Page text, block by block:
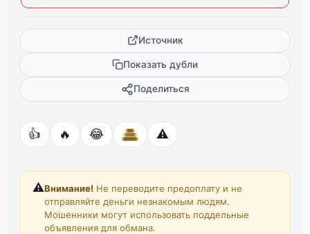
Источник
Показать дубли
Поделиться
👍 🔥 😂 ⚠️
⚠️Внимание! Не переводите предоплату и не
отправляйте деньги незнакомым людям.
Мошенники могут использовать поддельные
объявления для обмана.